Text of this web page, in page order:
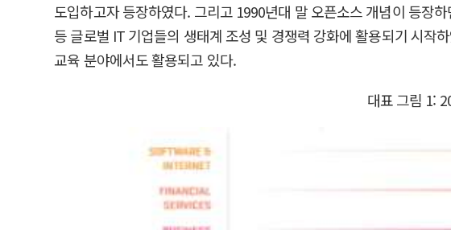
도입하고자 등장하였다. 그리고 1990년대 말 오픈소스 개념이 등장
등 글로벌 IT 기업들의 생태계 조성 및 경쟁력 강화에 활용되기 시작
교육 분야에서도 활용되고 있다.
대표 그림 1: